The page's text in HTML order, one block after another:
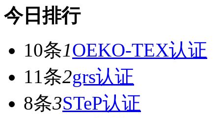
今日排行
10条1OEKO-TEX认证
11条2grs认证
8条3STeP认证